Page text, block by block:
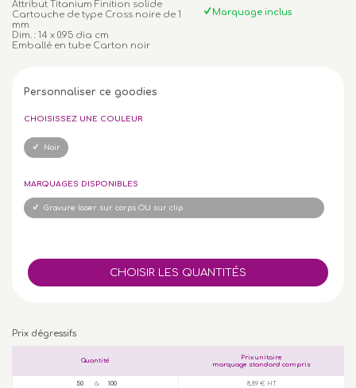
Attribut Titanium Finition solide
Cartouche de type Cross noire de 1
mm
Dim. : 14 x 0.95 dia cm
Emballé en tube Carton noir
Marquage inclus
Personnaliser ce goodies
CHOISISSEZ UNE COULEUR
Noir
MARQUAGES DISPONIBLES
Gravure laser sur corps OU sur clip
Prix dégressifs
Quantité
Prix unitaire
marquage standard compris
50à 100 8,89 € HT